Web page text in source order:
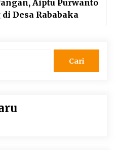
Aiptu Purwanto
Desa Rababaka